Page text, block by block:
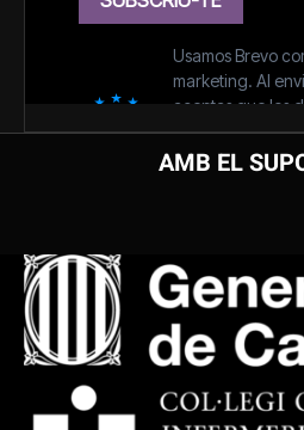
AMB EL